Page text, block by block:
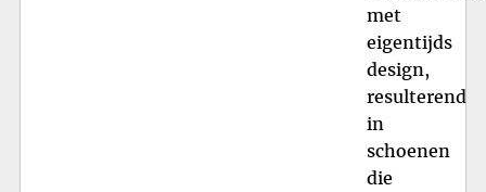
met
eigentijds
design,
resulterend
in
schoenen
die